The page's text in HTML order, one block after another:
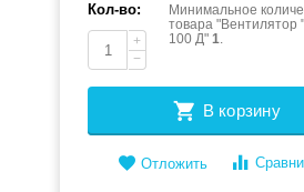
Кол-во:
+
−
Минимальное
товара
100 Д"1.
В корзину
Отложить